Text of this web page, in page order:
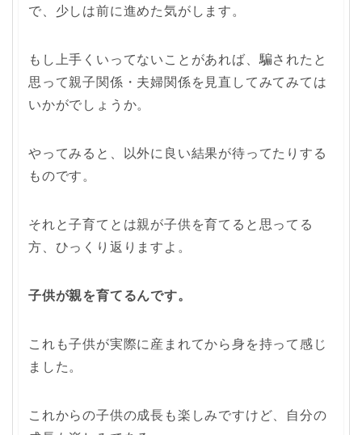
で、少しは前に進めた気がします。
もし上手くいってないことがあれば、騙されたと
思って親子関係・夫婦関係を見直してみてみては
いかがでしょうか。
やってみると、以外に良い結果が待ってたりする
ものです。
それと子育てとは親が子供を育てると思ってる
方、ひっくり返りますよ。
子供が親を育てるんです。
これも子供が実際に産まれてから身を持って感じ
ました。
これからの子供の成長も楽しみですけど、自分の